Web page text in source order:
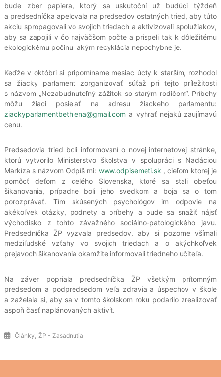
bude zber papiera, ktorý sa uskutoční už budúci týždeň
a predsedníčka apelovala na predsedov ostatných tried, aby túto
akciu spropagovali vo svojich triedach a aktivizovali spolužiakov,
aby sa zapojili v čo najväčšom počte a prispeli tak k dôležitému
ekologickému počinu, akým recyklácia nepochybne je.
Keďže v októbri si pripomíname mesiac úcty k starším, rozhodol
sa žiacky parlament zorganizovať súťaž pri tejto príležitosti
s názvom „Nezabudnuteľný zážitok so starým rodičom“. Príbehy
môžu žiaci posielať na adresu žiackeho parlamentu:
ziackyparlamentbethlena@gmail.com a vyhrať nejakú zaujímavú
cenu.
Predsedovia tried boli informovaní o novej internetovej stránke,
ktorú vytvorilo Ministerstvo školstva v spolupráci s Nadáciou
Markíza s názvom Odpíš mi: www.odpisemeti.sk , cieľom ktorej je
pomôcť deťom z celého Slovenska, ktoré sa stali obeťou
šikanovania, prípadne boli jeho svedkom a boja sa o tom
porozprávať. Tím skúsených psychológov im odpovie na
akékoľvek otázky, podnety a príbehy a bude sa snažiť nájsť
východisko z tohto závažného sociálno-patologického javu.
Predsedníčka ŽP vyzvala predsedov, aby si pozorne všímali
medziľudské vzťahy vo svojich triedach a o akýchkoľvek
prejavoch šikanovania okamžite informovali triedneho učiteľa.
Na záver popriala predsedníčka ŽP všetkým prítomným
predsedom a podpredsedom veľa zdravia a úspechov v škole
a zaželala si, aby sa v tomto školskom roku podarilo zrealizovať
aspoň časť naplánovaných aktivít.
Články , ŽP - Zasadnutia